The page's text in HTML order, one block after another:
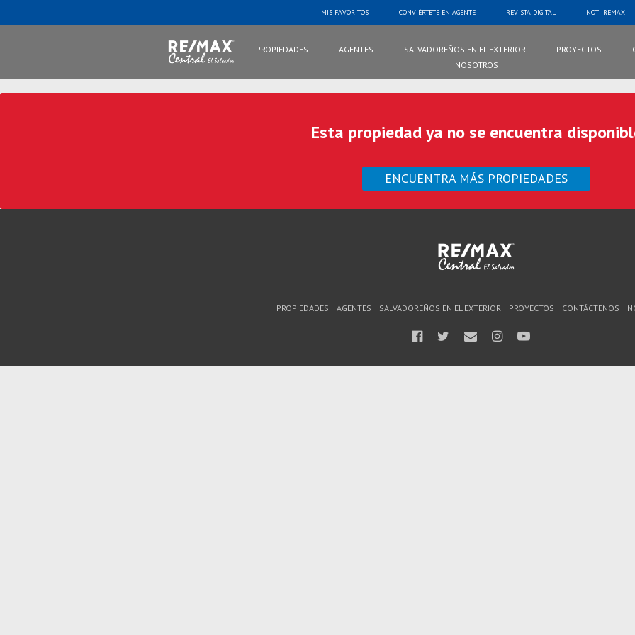
Esta propiedad ya no se encuentra
ENCUENTRA MÁS PROPIEDADES
MIS FAVORITOS CONVIÉRTETE EN AGENTE REVISTA DIGITAL NOTI REMAX
PROPIEDADES AGENTES SALVADOREÑOS EN EL EXTERIOR PROYECTOS
NOSOTROS
PROPIEDADES AGENTES SALVADOREÑOS EN EL EXTERIOR PROYECTOS CONTÁCTENOS